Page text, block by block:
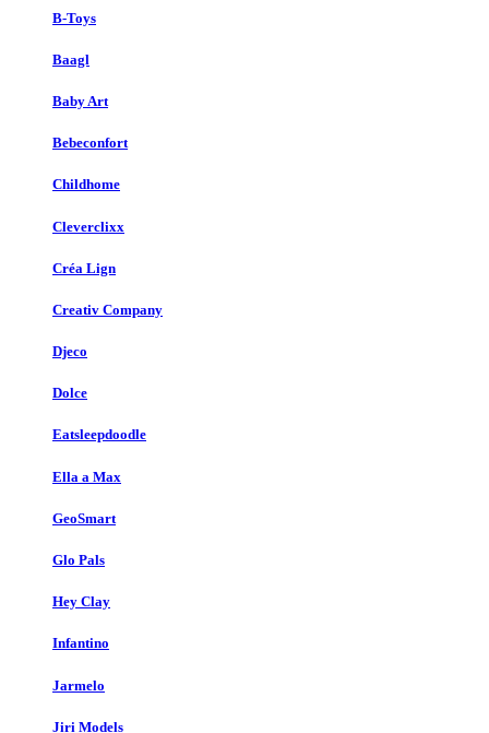
B-Toys
Baagl
Baby Art
Bebeconfort
Childhome
Cleverclixx
Créa Lign
Creativ Company
Djeco
Dolce
Eatsleepdoodle
Ella a Max
GeoSmart
Glo Pals
Hey Clay
Infantino
Jarmelo
Jiri Models